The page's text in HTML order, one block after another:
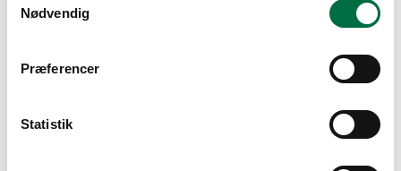
Nødvendig
Præferencer
Statistik
Dørtelefon
Ja